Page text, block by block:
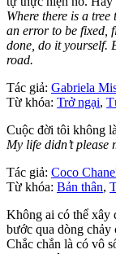
Where there is a
an error to be fixed,
done, do it yourself.
road.
Tác giả: Gabriela
Từ khóa: Trở ngại,
Cuộc đời tôi không
My life didn’t please
Tác giả: Coco
Từ khóa: Bản thân,
Không ai có thể xây
bước qua dòng chảy
Chắc chắn là có vô